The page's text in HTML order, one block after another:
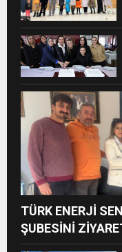
TÜRK ENERJİ
ŞUBESİNİ